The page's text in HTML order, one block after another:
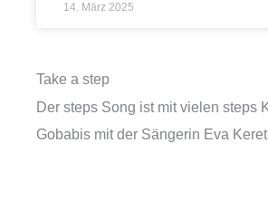
14. März 2025
Take a step
Der steps Song ist mit vielen steps
Gobabis mit der Sängerin Eva